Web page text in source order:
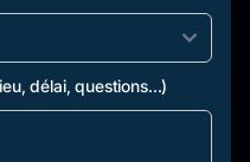
délai, questions...)